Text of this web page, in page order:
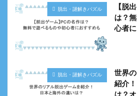
脱出・謎解きパズル
【脱
は？
心者
脱出・謎解きパズル
世界
紹介